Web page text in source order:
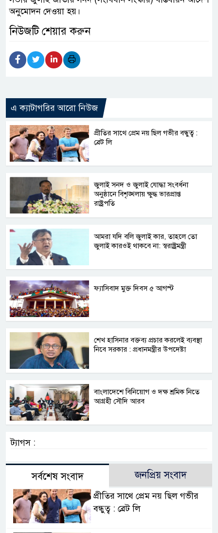
অনুমোদন দেওয়া হয়।
নিউজটি শেয়ার করুন
এ ক্যাটাগরির আরো নিউজ
প্রীতির সাথে প্রেম নয় ছিল গভীর বন্ধুত্ব :
ব্রেট লি
জুলাই সনদ ও জুলাই যোদ্ধা সংবর্ধনা
অনুষ্ঠানে বিশৃঙ্খলায় ক্ষুদ্ধ ভারপ্রাপ্ত
রাষ্ট্রপতি
আমরা যদি বলি জুলাই কার, তাহলে তো
জুলাই কারওই থাকবে না: স্বরাষ্ট্রমন্ত্রী
ফ্যাসিবাদ মুক্ত দিবস ৫ আগস্ট
শেখ হাসিনার বক্তব্য প্রচার করলেই ব্যবস্থা
নিবে সরকার : প্রধানমন্ত্রীর উপদেষ্টা
বাংলাদেশে বিনিয়োগ ও দক্ষ শ্রমিক নিতে
আগ্রহী সৌদি আরব
ট্যাগস :
সর্বশেষ সংবাদ জনপ্রিয় সংবাদ
প্রীতির সাথে প্রেম নয় ছিল গভীর
বন্ধুত্ব : ব্রেট লি